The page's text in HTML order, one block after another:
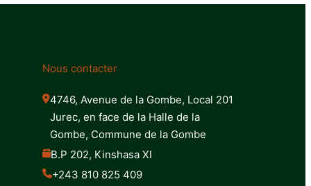
Nous contacter
4746, Avenue de la Gombe, Local 201
Jurec, en face de la Halle de la
Gombe, Commune de la Gombe
B.P 202, Kinshasa XI
+243 810 825 409